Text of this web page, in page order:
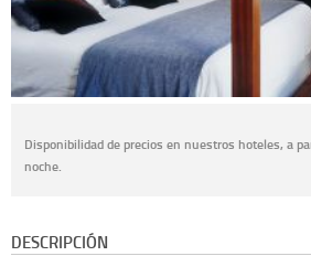
Disponibilidad de precios en nuestros hoteles, a
noche.
DESCRIPCIÓN